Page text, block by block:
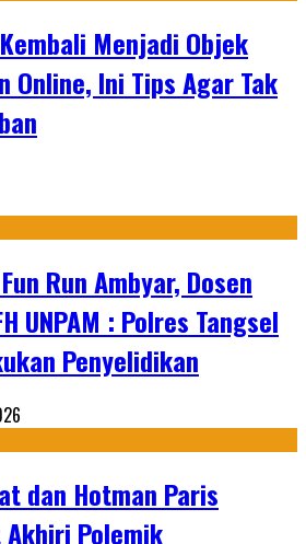
Kembali Menjadi Objek
Online, Ini Tips Agar Tak
Run Ambyar, Dosen
UNPAM : Polres Tangsel
Penyelidikan
dan Hotman Paris
Akhiri Polemik